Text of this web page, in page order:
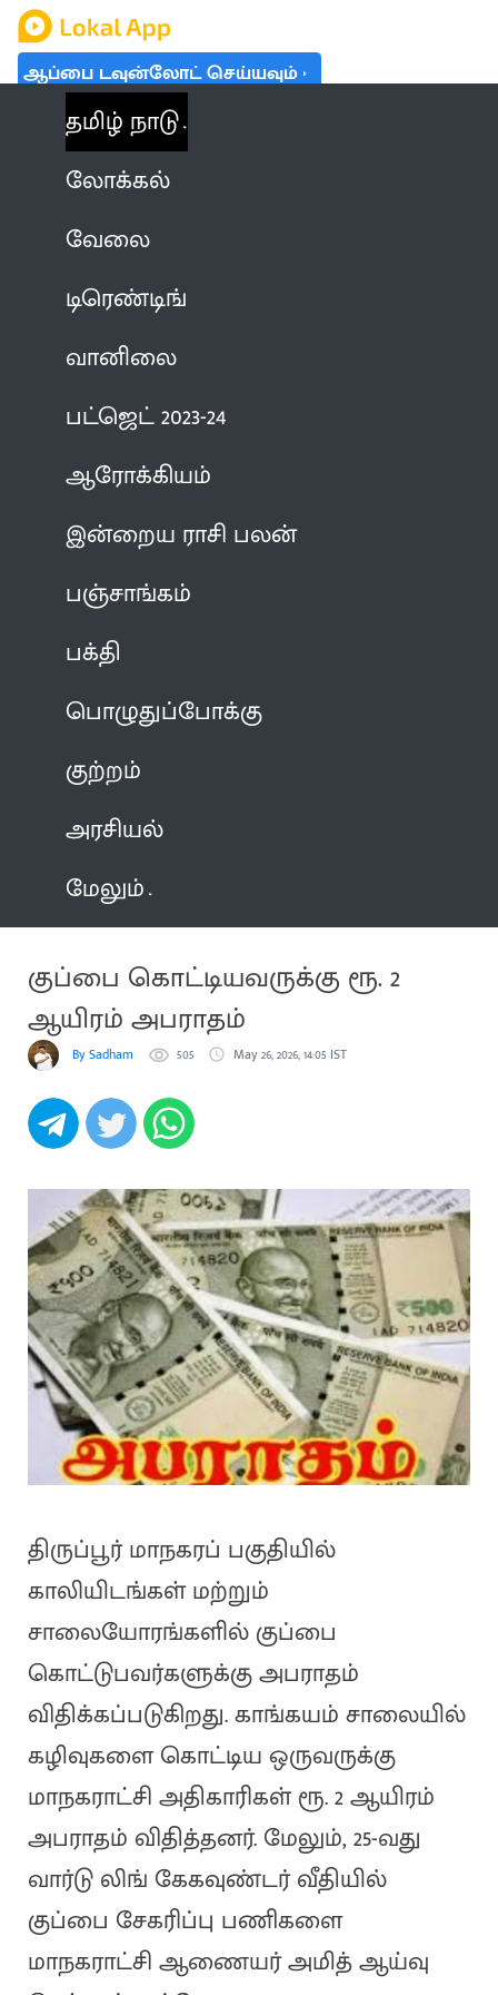
ஆப்பை டவுன்லோட் செய்யவும்
தமிழ் நாடு
லோக்கல்
வேலை
டிரெண்டிங்
வானிலை
பட்ஜெட் 2023-24
ஆரோக்கியம்
இன்றைய ராசி பலன்
பஞ்சாங்கம்
பக்தி
பொழுதுப்போக்கு
குற்றம்
அரசியல்
மேலும்
குப்பை கொட்டியவருக்கு ரூ. 2
ஆயிரம் அபராதம்
By Sadham 505 May 26, 2026, 14:05 IST
திருப்பூர் மாநகரப் பகுதியில்
காலியிடங்கள் மற்றும்
சாலையோரங்களில் குப்பை
கொட்டுபவர்களுக்கு அபராதம்
விதிக்கப்படுகிறது. காங்கயம் சாலையில்
கழிவுகளை கொட்டிய ஒருவருக்கு
மாநகராட்சி அதிகாரிகள் ரூ. 2 ஆயிரம்
அபராதம் விதித்தனர். மேலும், 25-வது
வார்டு லிங் கேகவுண்டர் வீதியில்
குப்பை சேகரிப்பு பணிகளை
மாநகராட்சி ஆணையர் அமித் ஆய்வு